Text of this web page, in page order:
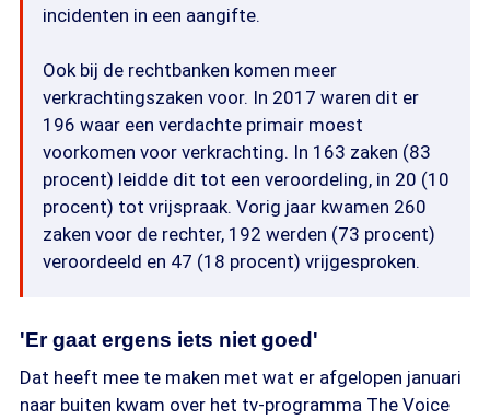
incidenten in een aangifte.
Ook bij de rechtbanken komen meer
verkrachtingszaken voor. In 2017 waren dit er
196 waar een verdachte primair moest
voorkomen voor verkrachting. In 163 zaken (83
procent) leidde dit tot een veroordeling, in 20 (10
procent) tot vrijspraak. Vorig jaar kwamen 260
zaken voor de rechter, 192 werden (73 procent)
veroordeeld en 47 (18 procent) vrijgesproken.
'Er gaat ergens iets niet goed'
Dat heeft mee te maken met wat er afgelopen januari
naar buiten kwam over het tv-programma The Voice